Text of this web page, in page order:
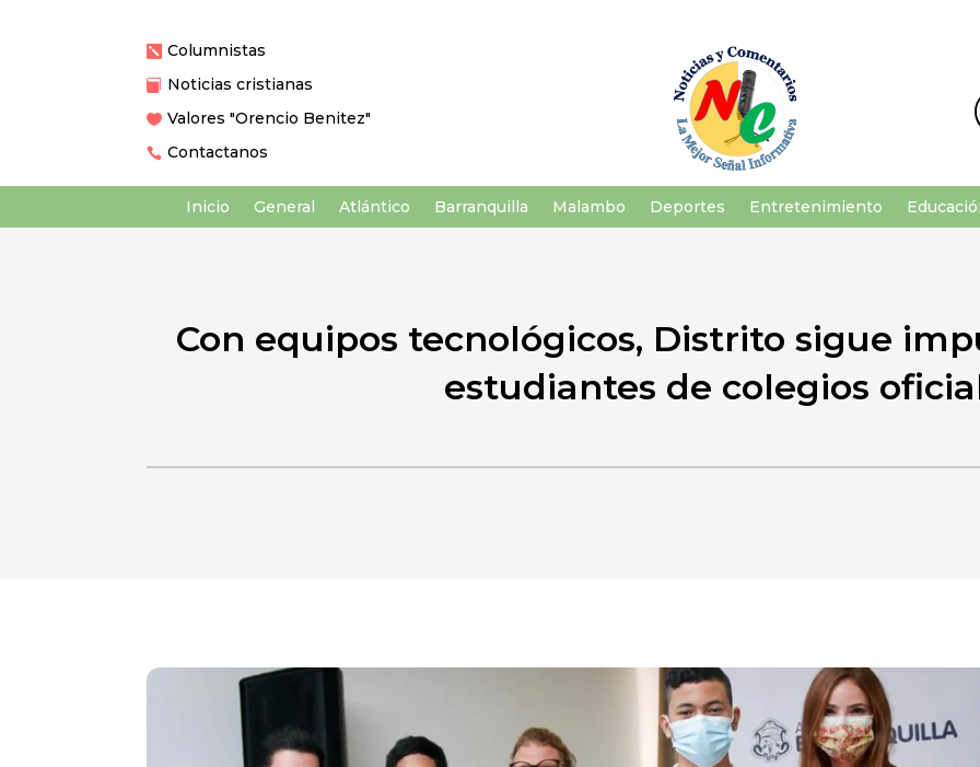
 Columnistas
 Noticias cristianas
 Valores "Orencio Benitez"
 Contactanos
Inicio General Atlántico Barranquilla Malambo Deportes Entretenimiento
Con equipos tecnológicos, Distrito sigue
estudiantes de colegios